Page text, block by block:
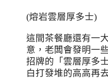
(熔岩雲層厚多士)
這間茶餐廳還有一
意，老闆會發明一
招牌的「雲層厚多
白打發堆的高高再